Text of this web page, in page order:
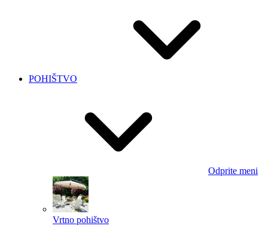
POHIŠTVO
Odprite meni
Vrtno pohištvo